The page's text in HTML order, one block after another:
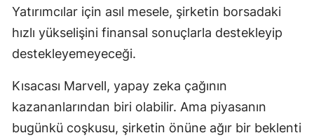
Yatırımcılar için asıl mesele, şirketin borsadaki
hızlı yükselişini finansal sonuçlarla destekleyip
destekleyemeyeceği.
Kısacası Marvell, yapay zeka çağının
kazananlarından biri olabilir. Ama piyasanın
bugünkü coşkusu, şirketin önüne ağır bir beklenti